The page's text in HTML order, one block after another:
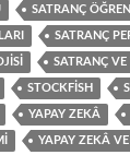
SATRANÇ
SATRANÇ
SATRANÇ VE
STOCKFISH
YAPAY ZEKÂ
YAPAY ZEKÂ